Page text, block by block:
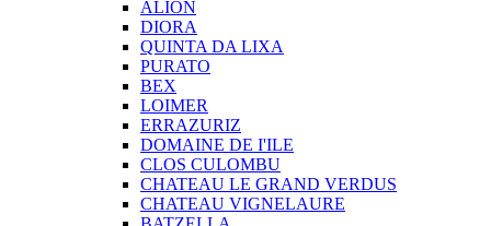
ALION
DIORA
QUINTA DA LIXA
PURATO
BEX
LOIMER
ERRAZURIZ
DOMAINE DE I'ILE
CLOS CULOMBU
CHATEAU LE GRAND VERDUS
CHATEAU VIGNELAURE